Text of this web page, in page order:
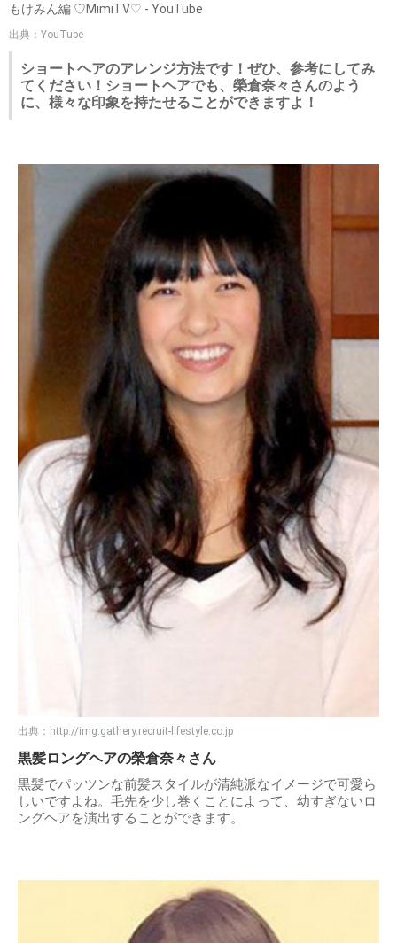
もけみん編 ♡MimiTV♡ - YouTube
出典：YouTube
ショートヘアのアレンジ方法です！ぜひ、参考にしてみ
てください！ショートヘアでも、榮倉奈々さんのよう
に、様々な印象を持たせることができますよ！
出典： http://img.gathery.recruit-lifestyle.co.jp
黒髪ロングヘアの榮倉奈々さん
黒髪でパッツンな前髪スタイルが清純派なイメージで可愛ら
しいですよね。毛先を少し巻くことによって、幼すぎないロ
ングヘアを演出することができます。